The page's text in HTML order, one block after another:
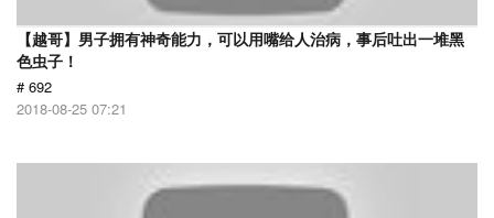
【越哥】男子拥有神奇能力，可以用嘴给人治病，事后吐出一堆黑
色虫子！
# 692
2018-08-25 07:21